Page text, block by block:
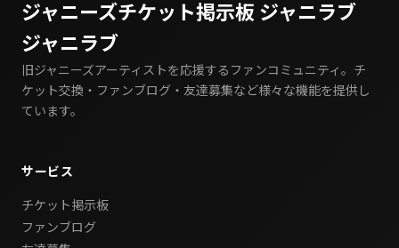
ジャニーズチケット掲示板 ジャニラブ
ジャニラブ
旧ジャニーズアーティストを応援するファンコミュニティ。チ
ケット交換・ファンブログ・友達募集など様々な機能を提供し
ています。
サービス
チケット掲示板
ファンブログ